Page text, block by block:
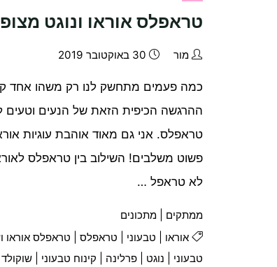
טראפלס אוראו ונוגט
מור 30 באוקטובר 2019
כמה פעמים מתחשק לנו רק משהו אחד
ההרגשה הכיפית הזאת של הנעים וטעים
טראפלס. אני גם מאוד אוהבת עוגיות
פשוט משלבים! השילוב בין טראפלס
לא טראפל …
ממתקים
מתכונים
אוראו
טבעוני טראפלס| טראפלס אוראו
טבעוני
נוגט פרלינה קינוח טבעוני שוקולד